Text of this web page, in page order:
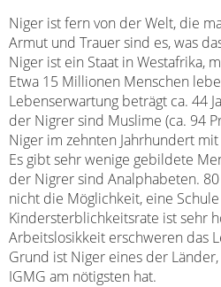
Niger ist fern von der Welt, die
Armut und Trauer sind es, was
Niger ist ein Staat in Westafrika,
Etwa 15 Millionen Menschen
Lebenserwartung beträgt ca. 44
der Nigrer sind Muslime (ca. 94
Niger im zehnten Jahrhundert
Es gibt sehr wenige gebildete
der Nigrer sind Analphabeten.
nicht die Möglichkeit, eine
Kindersterblichkeitsrate ist sehr
Arbeitslosikkeit erschweren das
Grund ist Niger eines der
IGMG am nötigsten hat.